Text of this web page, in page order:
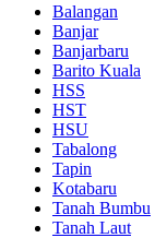
Balangan
Banjar
Banjarbaru
Barito Kuala
HSS
HST
HSU
Tabalong
Tapin
Kotabaru
Tanah Bumbu
Tanah Laut